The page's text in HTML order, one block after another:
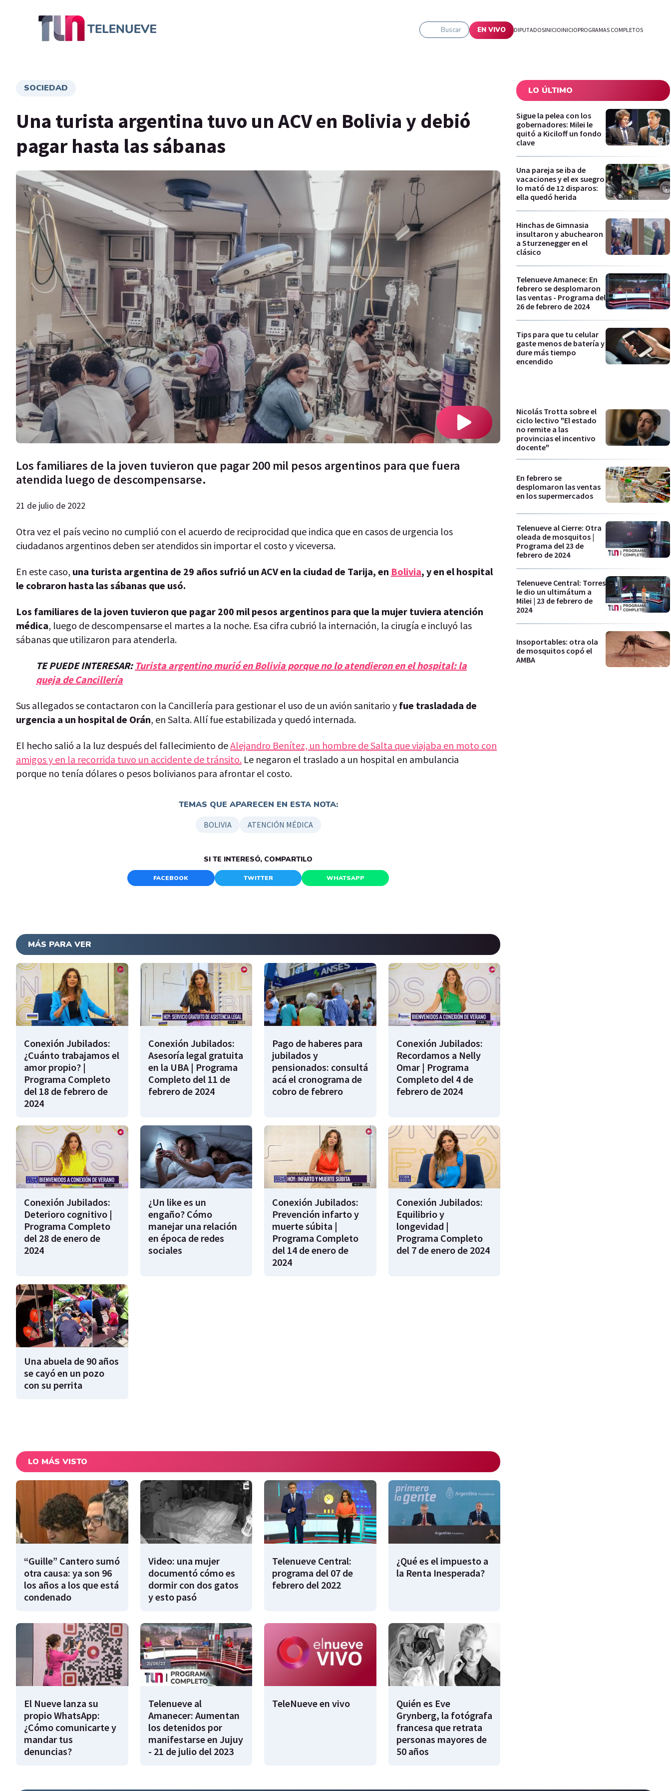
Buscar EN VIVO DIPUTADOSINICIOINICIOPROGRAMAS COMPLETOS
SOCIEDAD
Una turista argentina tuvo un ACV en Bolivia y debió
pagar hasta las sábanas
Los familiares de la joven tuvieron que pagar 200 mil pesos argentinos para que fuera
atendida luego de descompensarse.
21 de julio de 2022
Otra vez el país vecino no cumplió con el acuerdo de reciprocidad que indica que en casos de urgencia los
ciudadanos argentinos deben ser atendidos sin importar el costo y viceversa.
En este caso, una turista argentina de 29 años sufrió un ACV en la ciudad de Tarija, en Bolivia, y en el hospital
le cobraron hasta las sábanas que usó.
Los familiares de la joven tuvieron que pagar 200 mil pesos argentinos para que la mujer tuviera atención
médica, luego de descompensarse el martes a la noche. Esa cifra cubrió la internación, la cirugía e incluyó las
sábanas que utilizaron para atenderla.
TE PUEDE INTERESAR: Turista argentino murió en Bolivia porque no lo atendieron en el hospital: la
queja de Cancillería
Sus allegados se contactaron con la Cancillería para gestionar el uso de un avión sanitario y fue trasladada de
urgencia a un hospital de Orán, en Salta. Allí fue estabilizada y quedó internada.
El hecho salió a la luz después del fallecimiento deAlejandro Benítez, un hombre de Salta que viajaba en moto con
amigos y en la recorrida tuvo un accidente de tránsito. Le negaron el traslado a un hospital en ambulancia
porque no tenía dólares o pesos bolivianos para afrontar el costo.
TEMAS QUE APARECEN EN ESTA NOTA:
BOLIVIA ATENCIÓN MÉDICA
SI TE INTERESÓ, COMPARTILO
FACEBOOK TWITTER WHATSAPP
MÁS PARA VER
Conexión Jubilados:
¿Cuánto trabajamos el
amor propio? |
Programa Completo
del 18 de febrero de
2024
Conexión Jubilados:
Asesoría legal gratuita
en la UBA | Programa
Completo del 11 de
febrero de 2024
Pago de haberes para
jubilados y
pensionados: consultá
acá el cronograma de
cobro de febrero
Conexión Jubilados:
Recordamos a Nelly
Omar | Programa
Completo del 4 de
febrero de 2024
Conexión Jubilados:
Deterioro cognitivo |
Programa Completo
del 28 de enero de
2024
¿Un like es un
engaño? Cómo
manejar una relación
en época de redes
sociales
Conexión Jubilados:
Prevención infarto y
muerte súbita |
Programa Completo
del 14 de enero de
2024
Conexión Jubilados:
Equilibrio y
longevidad |
Programa Completo
del 7 de enero de 2024
Una abuela de 90 años
se cayó en un pozo
con su perrita
LO MÁS VISTO
“Guille” Cantero sumó
otra causa: ya son 96
los años a los que está
condenado
Video: una mujer
documentó cómo es
dormir con dos gatos
y esto pasó
Telenueve Central:
programa del 07 de
febrero del 2022
¿Qué es el impuesto a
la Renta Inesperada?
El Nueve lanza su
propio WhatsApp:
¿Cómo comunicarte y
mandar tus
denuncias?
Telenueve al
Amanecer: Aumentan
los detenidos por
manifestarse en Jujuy
- 21 de julio del 2023
TeleNueve en vivo
Quién es Eve
Grynberg, la fotógrafa
francesa que retrata
personas mayores de
50 años
LO ÚLTIMO
Sigue la pelea con los
gobernadores: Milei le
quitó a Kiciloff un fondo
clave
Una pareja se iba de
vacaciones y el ex suegro
lo mató de 12 disparos:
ella quedó herida
Hinchas de Gimnasia
insultaron y abuchearon
a Sturzenegger en el
clásico
Telenueve Amanece: En
febrero se desplomaron
las ventas - Programa del
26 de febrero de 2024
Tips para que tu celular
gaste menos de batería y
dure más tiempo
encendido
Nicolás Trotta sobre el
ciclo lectivo "El estado
no remite a las
provincias el incentivo
docente"
En febrero se
desplomaron las ventas
en los supermercados
Telenueve al Cierre: Otra
oleada de mosquitos |
Programa del 23 de
febrero de 2024
Telenueve Central: Torres
le dio un ultimátum a
Milei | 23 de febrero de
2024
Insoportables: otra ola
de mosquitos copó el
AMBA